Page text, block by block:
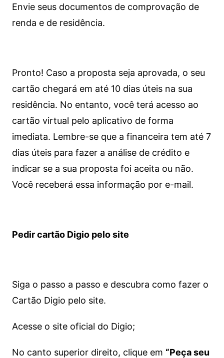
Envie seus documentos de comprovação de
renda e de residência.
Pronto! Caso a proposta seja aprovada, o seu
cartão chegará em até 10 dias úteis na sua
residência. No entanto, você terá acesso ao
cartão virtual pelo aplicativo de forma
imediata. Lembre-se que a financeira tem até 7
dias úteis para fazer a análise de crédito e
indicar se a sua proposta foi aceita ou não.
Você receberá essa informação por e-mail.
Pedir cartão Digio pelo site
Siga o passo a passo e descubra como fazer o
Cartão Digio pelo site.
Acesse o site oficial do Digio;
No canto superior direito, clique em “Peça seu